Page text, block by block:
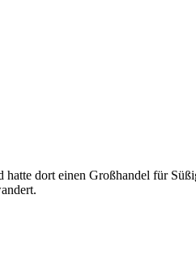
dort einen Großhandel für